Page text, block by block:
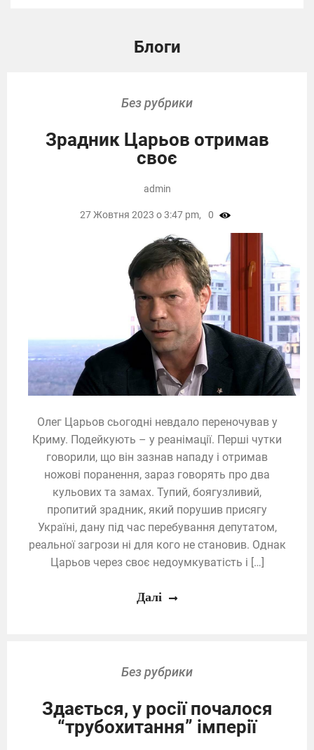
Блоги
Без рубрики
Зрадник Царьов отримав
своє
Олег Царьов сьогодні невдало переночував у
Криму. Подейкують – у реанімації. Перші чутки
говорили, що він зазнав нападу і отримав
ножові поранення, зараз говорять про два
кульових та замах. Тупий, боягузливий,
пропитий зрадник, який порушив присягу
Україні, дану під час перебування депутатом,
реальної загрози ні для кого не становив. Однак
Царьов через своє недоумкуватість і […]
admin
27 Жовтня 2023 о 3:47 pm, 0
Далі
Без рубрики
Здається, у росії почалося
“трубохитання” імперії